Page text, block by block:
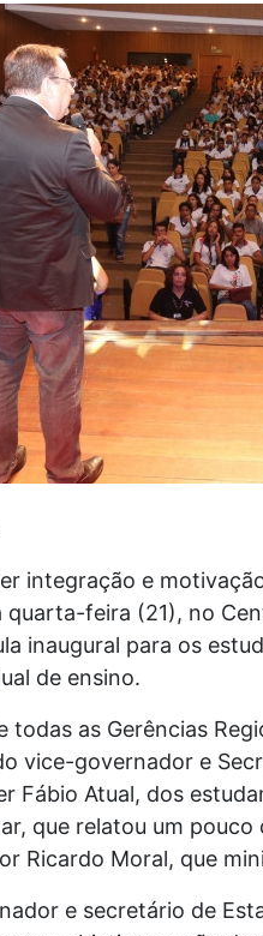
integração e
quarta-feira (21), no
inaugural para os
de ensino.
todas as Gerências
vice-governador e
Fábio Atual, dos
que relatou um
Ricardo Moral, que
e secretário de